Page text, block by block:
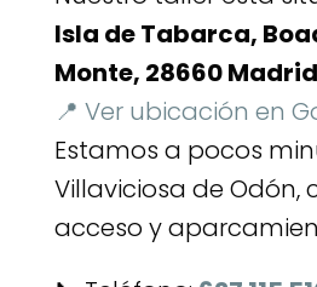
Isla de Tabarca,
Monte, 28660 Madrid
📍 Ver ubicación en
Estamos a pocos
Villaviciosa de Odón,
acceso y